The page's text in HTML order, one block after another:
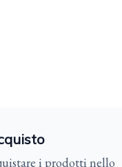
i prodotti nello